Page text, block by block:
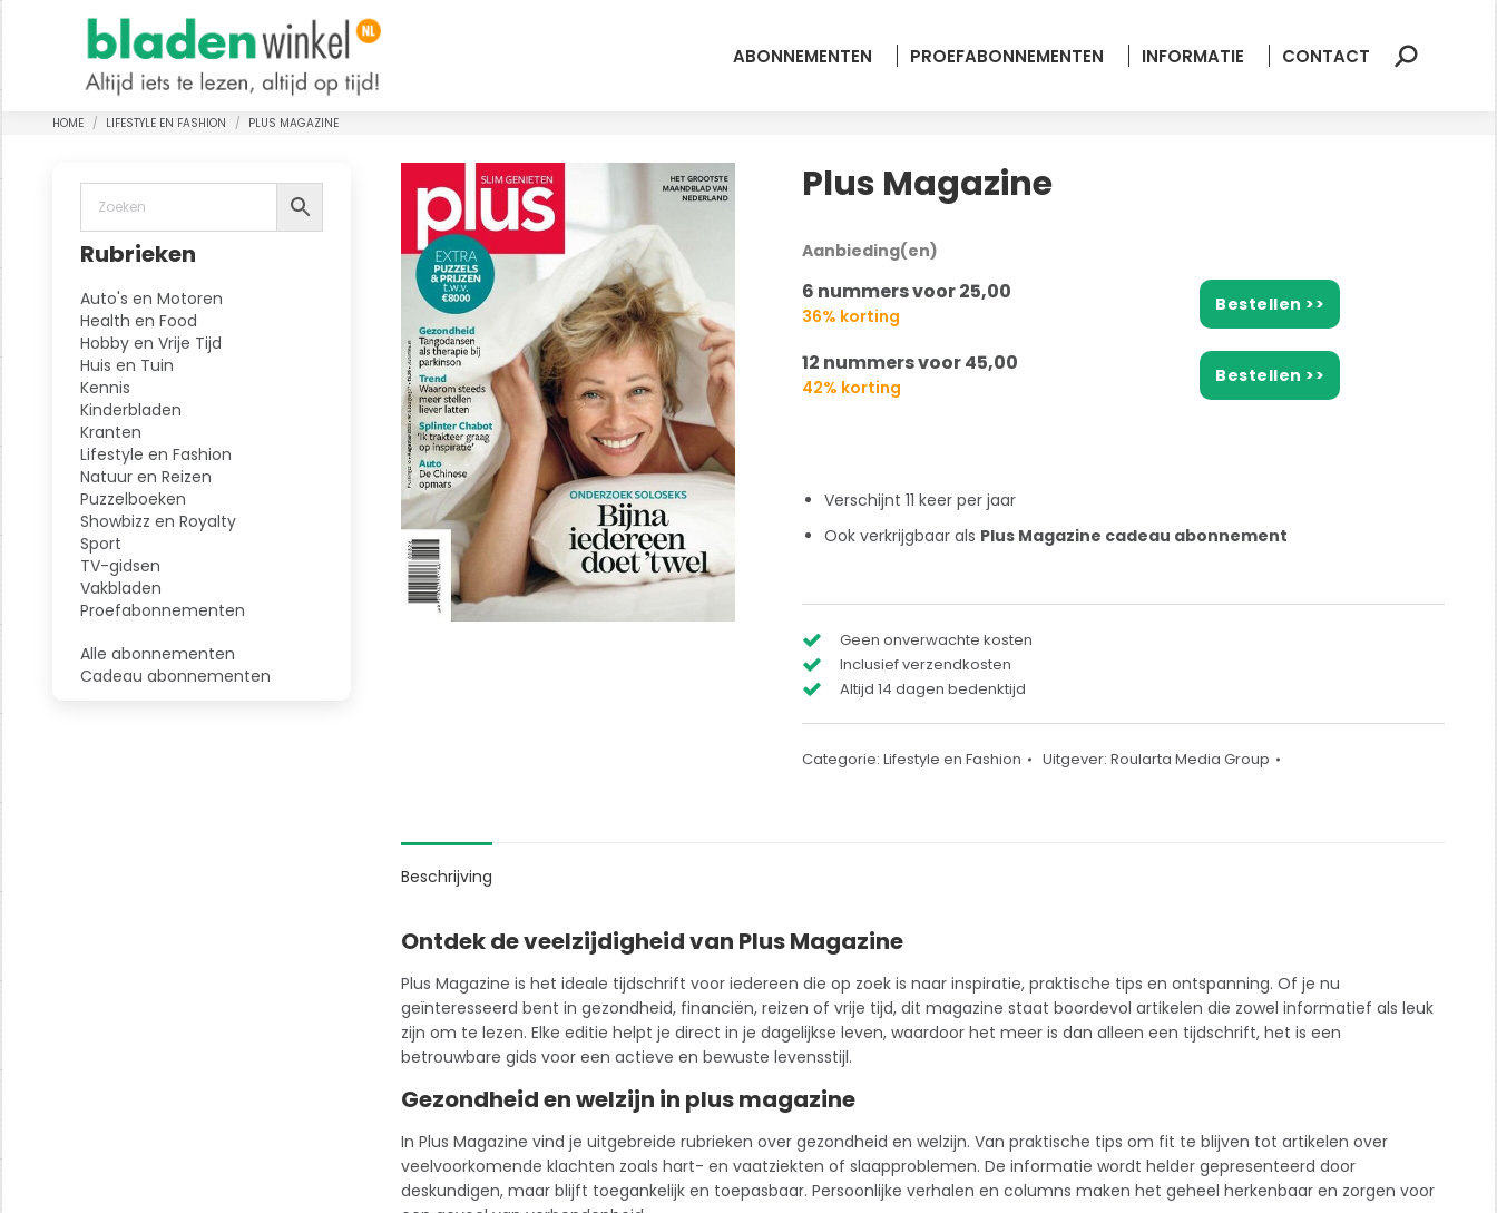
ABONNEMENTEN PROEFABONNEMENTEN INFORMATIE CONTACT Zoeken:
Je bent hier:
HOME LIFESTYLE EN FASHION PLUS MAGAZINE
Plus Magazine
Aanbieding(en)
6 nummers voor 25,00
36% korting
Bestellen >>
12 nummers voor 45,00
42% korting
Bestellen >>
Verschijnt 11 keer per jaar
Ook verkrijgbaar als Plus Magazine cadeau abonnement
Geen onverwachte kosten
Inclusief verzendkosten
Altijd 14 dagen bedenktijd
Categorie: Lifestyle en Fashion Uitgever: Roularta Media Group
Beschrijving
Ontdek de veelzijdigheid van Plus Magazine
Plus Magazine is het ideale tijdschrift voor iedereen die op zoek is naar inspiratie, praktische tips en ontspanning. Of je nu
geïnteresseerd bent in gezondheid, financiën, reizen of vrije tijd, dit magazine staat boordevol artikelen die zowel informatief als leuk
zijn om te lezen. Elke editie helpt je direct in je dagelijkse leven, waardoor het meer is dan alleen een tijdschrift, het is een
betrouwbare gids voor een actieve en bewuste levensstijl.
Gezondheid en welzijn in plus magazine
In Plus Magazine vind je uitgebreide rubrieken over gezondheid en welzijn. Van praktische tips om fit te blijven tot artikelen over
veelvoorkomende klachten zoals hart- en vaatziekten of slaapproblemen. De informatie wordt helder gepresenteerd door
deskundigen, maar blijft toegankelijk en toepasbaar. Persoonlijke verhalen en columns maken het geheel herkenbaar en zorgen voor
Rubrieken
Auto's en Motoren
Health en Food
Hobby en Vrije Tijd
Huis en Tuin
Kennis
Kinderbladen
Kranten
Lifestyle en Fashion
Natuur en Reizen
Puzzelboeken
Showbizz en Royalty
Sport
TV-gidsen
Vakbladen
Proefabonnementen
Alle abonnementen
Cadeau abonnementen